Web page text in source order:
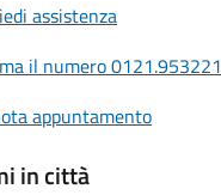
assistenza
il numero 0121.953221
appuntamento
in città